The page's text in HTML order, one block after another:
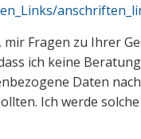
mir Fragen zu Ihrer
ich keine
Daten
Ich werde